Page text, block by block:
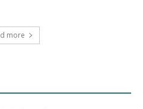
more